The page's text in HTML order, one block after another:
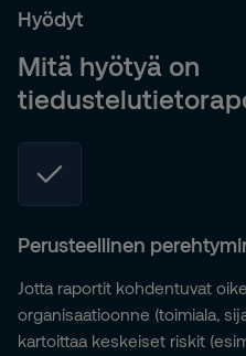
Hyödyt
Mitä hyötyä on
Perusteellinen
Jotta raportit kohdentuvat
organisaatioonne (toimiala,
kartoittaa keskeiset riskit